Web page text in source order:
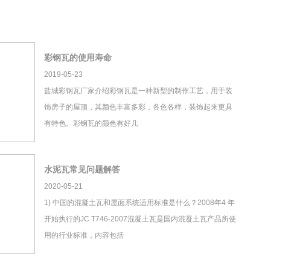
彩钢瓦的使用寿命
2019-05-23
盐城彩钢瓦厂家介绍彩钢瓦是一种新型的制作工艺，用于装
饰房子的屋顶，其颜色丰富多彩，各色各样，装饰起来更具
有特色。彩钢瓦的颜色有好几
水泥瓦常见问题解答
2020-05-21
1) 中国的混凝土瓦和屋面系统适用标准是什么？2008年4 年
开始执行的JC T746-2007混凝土瓦是国内混凝土瓦产品所使
用的行业标准，内容包括